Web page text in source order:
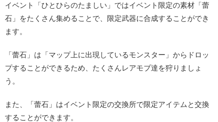
イベント「ひとひらのたましい」ではイベント限定の素材「蕾
石」をたくさん集めることで、限定武器に合成することができ
ます。
「蕾石」は「マップ上に出現しているモンスター」からドロッ
プすることができるため、たくさんレアモブ達を狩りましょ
う。
また、「蕾石」はイベント限定の交換所で限定アイテムと交換
することができます。